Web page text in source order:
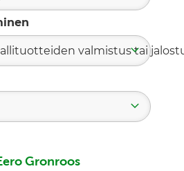
valmistus tai
Gronroos